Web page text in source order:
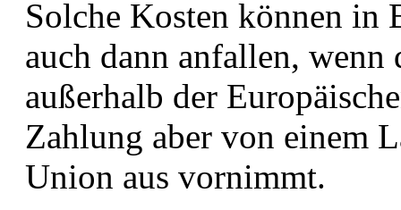
Solche Kosten können in
auch dann anfallen,
außerhalb der
Zahlung aber von einem
Union aus vornimmt.